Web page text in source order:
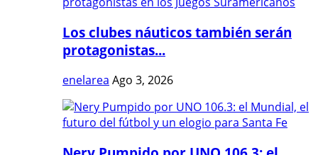
Los clubes náuticos también serán
protagonistas...
enelarea Ago 3, 2026